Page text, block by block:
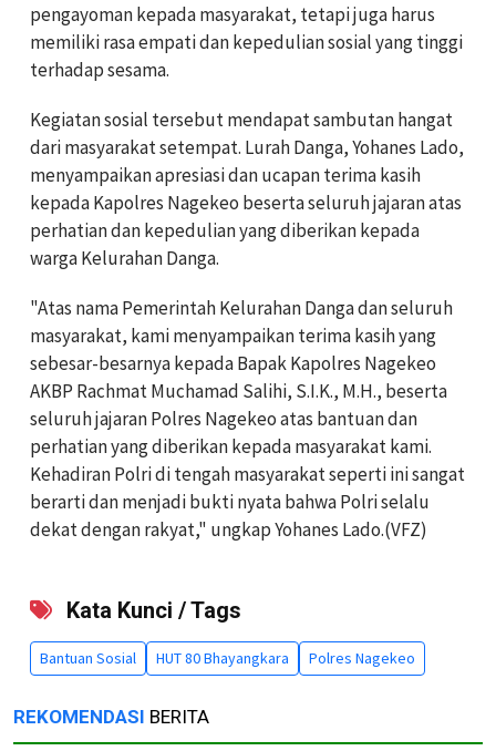
pengayoman kepada masyarakat, tetapi juga harus
memiliki rasa empati dan kepedulian sosial yang tinggi
terhadap sesama.
Kegiatan sosial tersebut mendapat sambutan hangat
dari masyarakat setempat. Lurah Danga, Yohanes Lado,
menyampaikan apresiasi dan ucapan terima kasih
kepada Kapolres Nagekeo beserta seluruh jajaran atas
perhatian dan kepedulian yang diberikan kepada
warga Kelurahan Danga.
"Atas nama Pemerintah Kelurahan Danga dan seluruh
masyarakat, kami menyampaikan terima kasih yang
sebesar-besarnya kepada Bapak Kapolres Nagekeo
AKBP Rachmat Muchamad Salihi, S.I.K., M.H., beserta
seluruh jajaran Polres Nagekeo atas bantuan dan
perhatian yang diberikan kepada masyarakat kami.
Kehadiran Polri di tengah masyarakat seperti ini sangat
berarti dan menjadi bukti nyata bahwa Polri selalu
dekat dengan rakyat," ungkap Yohanes Lado.(VFZ)
Kata Kunci / Tags
Bantuan Sosial HUT 80 Bhayangkara Polres Nagekeo
REKOMENDASI BERITA